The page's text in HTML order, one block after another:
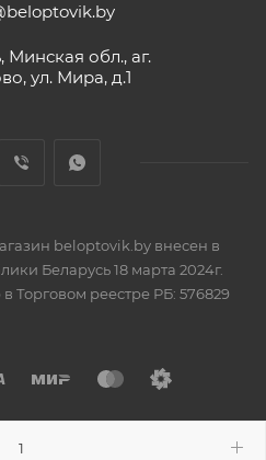
Минская обл., аг.
ул. Мира, д.1
beloptovik.by внесен в
Беларусь 18 марта 2024г.
Торговом реестре РБ: 576829
в